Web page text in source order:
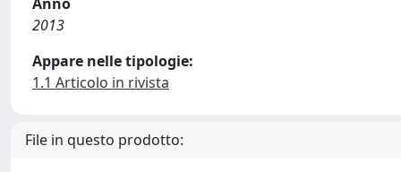
2013
Appare nelle tipologie:
1.1 Articolo in rivista
File in questo prodotto: